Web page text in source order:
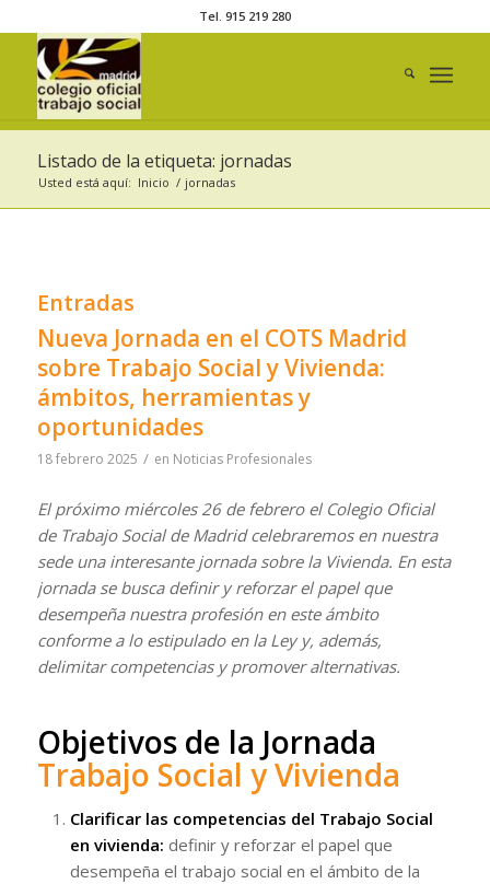
Tel. 915 219 280
Listado de la etiqueta: jornadas
Usted está aquí: Inicio / jornadas
Entradas
Nueva Jornada en el COTS Madrid
sobre Trabajo Social y Vivienda:
ámbitos, herramientas y
oportunidades
18 febrero 2025 / en Noticias Profesionales
El próximo miércoles 26 de febrero el Colegio Oficial
de Trabajo Social de Madrid celebraremos en nuestra
sede una interesante jornada sobre la Vivienda. En esta
jornada se busca definir y reforzar el papel que
desempeña nuestra profesión en este ámbito
conforme a lo estipulado en la Ley y, además,
delimitar competencias y promover alternativas.
Objetivos de la Jornada
Trabajo Social y Vivienda
Clarificar las competencias del Trabajo Social
en vivienda: definir y reforzar el papel que
desempeña el trabajo social en el ámbito de la